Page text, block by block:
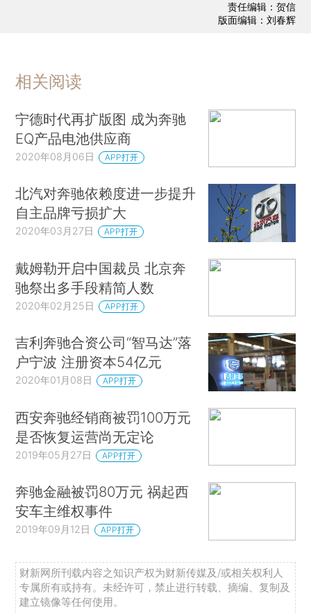
责任编辑：贺信
版面编辑：刘春辉
相关阅读
宁德时代再扩版图 成为奔驰
EQ产品电池供应商
2020年08月06日 APP打开
北汽对奔驰依赖度进一步提升
自主品牌亏损扩大
2020年03月27日 APP打开
戴姆勒开启中国裁员 北京奔
驰祭出多手段精简人数
2020年02月25日 APP打开
吉利奔驰合资公司“智马达”落
户宁波 注册资本54亿元
2020年01月08日 APP打开
西安奔驰经销商被罚100万元
是否恢复运营尚无定论
2019年05月27日 APP打开
奔驰金融被罚80万元 祸起西
安车主维权事件
2019年09月12日 APP打开
财新网所刊载内容之知识产权为财新传媒及/或相关权利人
专属所有或持有。未经许可，禁止进行转载、摘编、复制及
建立镜像等任何使用。